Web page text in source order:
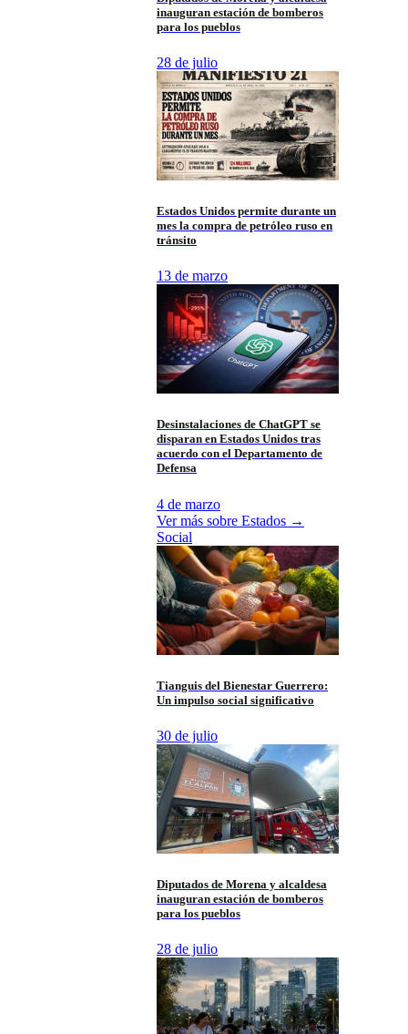
inauguran estación de bomberos
para los pueblos
28 de julio
Estados Unidos permite durante un
mes la compra de petróleo ruso en
tránsito
13 de marzo
Desinstalaciones de ChatGPT se
disparan en Estados Unidos tras
acuerdo con el Departamento de
Defensa
4 de marzo
Ver más sobre Estados →
Social
Tianguis del Bienestar Guerrero:
Un impulso social significativo
30 de julio
Diputados de Morena y alcaldesa
inauguran estación de bomberos
para los pueblos
28 de julio